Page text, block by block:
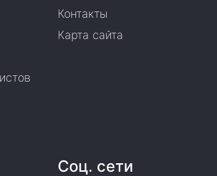
Контакты
Карта сайта
Соц. сети